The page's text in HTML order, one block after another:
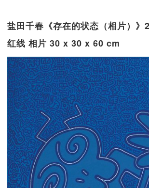
盐田千春《存在的状态（相片）
红线 相片 30 x 30 x 60 cm